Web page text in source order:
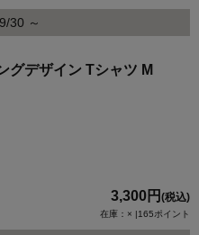
30 ～
グデザイン Tシャツ M
3,300円 (税込)
在庫：× |165ポイント